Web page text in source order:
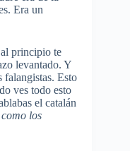
Era un
principio te
levantado. Y
falangistas. Esto
ves todo esto
el catalán
como los